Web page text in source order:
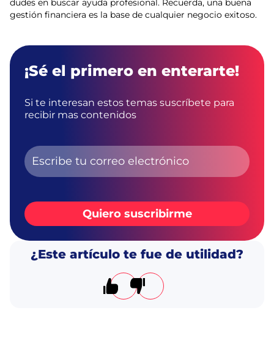
dudes en buscar ayuda profesional. Recuerda, una buena
gestión financiera es la base de cualquier negocio exitoso.
¡Sé el primero en enterarte!
Si te interesan estos temas suscríbete para
recibir mas contenidos
Quiero suscribirme
¿Este artículo te fue de utilidad?
El artículo me resultó útil
El artículo no me resultó útil